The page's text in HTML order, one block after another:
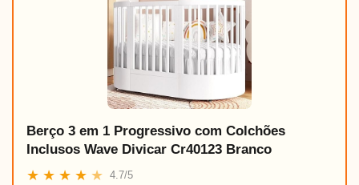
Berço 3 em 1 Progressivo com Colchões
Inclusos Wave Divicar Cr40123 Branco
★ ★ ★ ★ ★ 4.7/5